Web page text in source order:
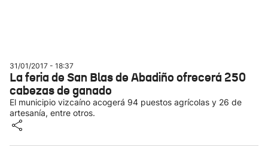
31/01/2017 - 18:37
La feria de San Blas de Abadiño ofrecerá 250
cabezas de ganado
El municipio vizcaíno acogerá 94 puestos agrícolas y 26 de
artesanía, entre otros.